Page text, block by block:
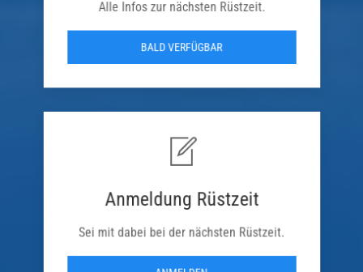
Alle Infos zur nächsten Rüstzeit.
BALD VERFÜGBAR
Anmeldung Rüstzeit
Sei mit dabei bei der nächsten Rüstzeit.